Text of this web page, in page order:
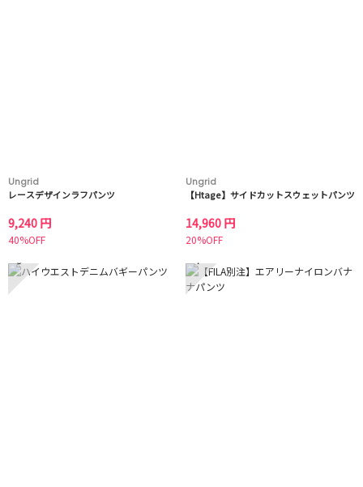
Ungrid
レースデザインラフパンツ
9,240 円
40%OFF
Ungrid
【Htage】サイドカットスウェットパンツ
14,960 円
20%OFF
3 4